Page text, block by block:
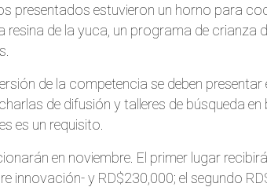
presentados estuvieron un horno para
de la yuca, un programa de crianza
de la competencia se deben presentar
de difusión y talleres de búsqueda en
es un requisito.
en noviembre. El primer lugar
innovación- y RD$230,000; el segundo